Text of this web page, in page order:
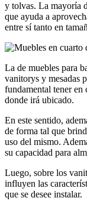
y tolvas. La mayoría
que ayuda a
entre sí tanto en
La de muebles para
vanitorys y mesadas
fundamental tener en
donde irá ubicado.
En este sentido,
de forma tal que
uso del mismo.
su capacidad para
Luego, sobre los
influyen las
que se desee instalar.